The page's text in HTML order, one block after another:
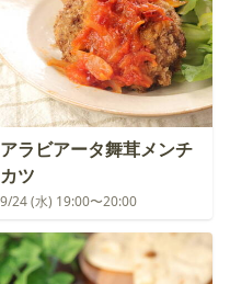
アラビアータ舞茸メンチ
カツ
9/24 (水) 19:00〜20:00